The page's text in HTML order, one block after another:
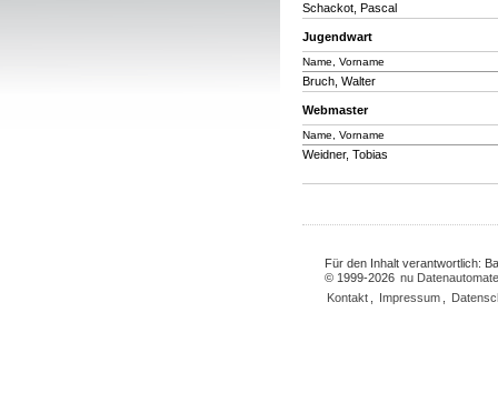
Schackot, Pascal
Jugendwart
Name, Vorname
Bruch, Walter
Webmaster
Name, Vorname
Weidner, Tobias
Für den Inhalt verantwortlich:
© 1999-2026 nu
Kontakt
Impressum